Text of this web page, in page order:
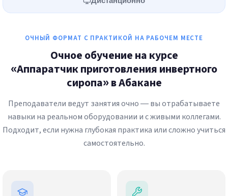
ОЧНЫЙ ФОРМАТ С ПРАКТИКОЙ НА РАБОЧЕМ МЕСТЕ
Очное обучение на курсе
«Аппаратчик приготовления инвертного
сиропа» в Абакане
Преподаватели ведут занятия очно — вы отрабатываете
навыки на реальном оборудовании и с живыми коллегами.
Подходит, если нужна глубокая практика или сложно учиться
самостоятельно.